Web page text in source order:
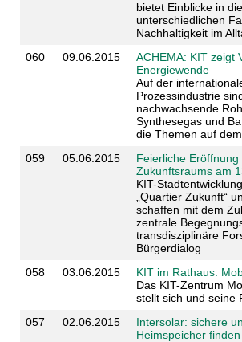
bietet Einblicke in die
unterschiedlichen
Nachhaltigkeit im
060
09.06.2015
ACHEMA: KIT zeigt
Energiewende
Auf der
Prozessindustrie
nachwachsende
Synthesegas und
die Themen auf
059
05.06.2015
Feierliche Eröffnung
Zukunftsraums am
KIT-
„Quartier Zukunft“
schaffen mit dem
zentrale
transdisziplinäre
Bürgerdialog
058
03.06.2015
KIT im Rathaus:
Das KIT-Zentrum
stellt sich und seine
057
02.06.2015
Intersolar: sichere
Heimspeicher finden